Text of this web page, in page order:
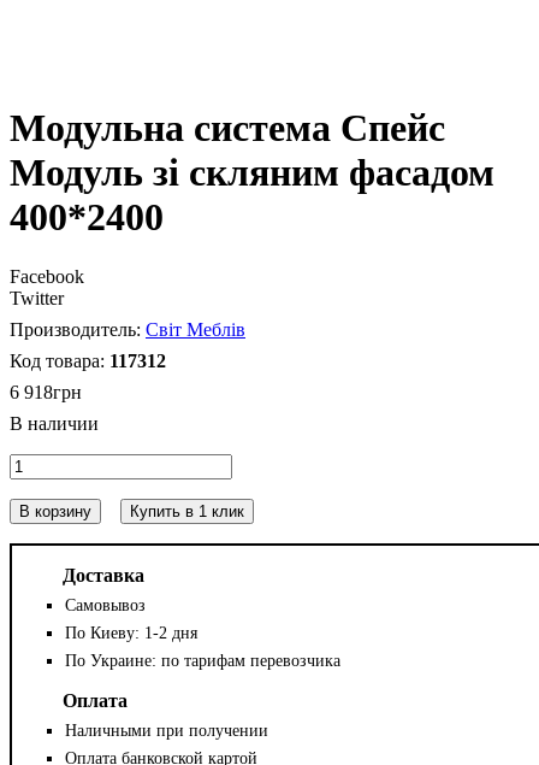
Модульна система Спейс
Модуль зі скляним фасадом
400*2400
Facebook
Twitter
Світ Меблів
117312
6 918грн
В корзину Купить в 1 клик
Доставка
Самовывоз
По Киеву: 1-2 дня
По Украине: по тарифам перевозчика
Оплата
Наличными при получении
Оплата банковской картой